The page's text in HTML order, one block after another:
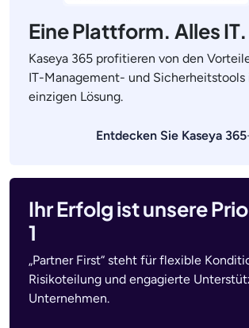
Eine Plattform. Alles IT.
Kaseya 365 profitieren von den
IT-Management- und Sicherheitstools
einzigen Lösung.
Entdecken Sie Kaseya 365
Ihr Erfolg ist unsere
1
„Partner First“ steht für flexible
Risikoteilung und engagierte
Unternehmen.